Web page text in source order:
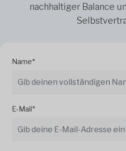
nachhaltiger Balance
Name*
E-Mail*